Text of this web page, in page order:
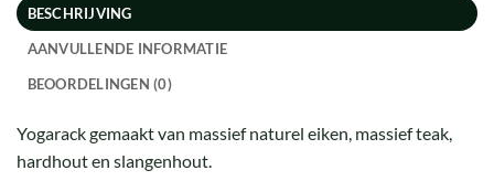
BESCHRIJVING
AANVULLENDE INFORMATIE
BEOORDELINGEN (0)
Yogarack gemaakt van massief naturel eiken, massief teak,
hardhout en slangenhout.